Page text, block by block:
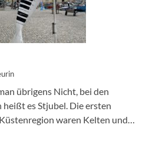
übrigens Nicht, bei den
heißt es Stjubel. Die ersten
waren Kelten und…